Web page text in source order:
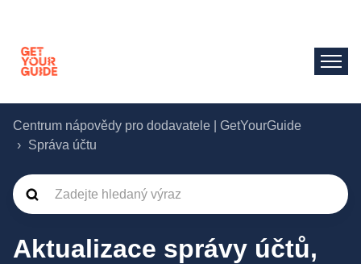
Centrum nápovědy pro dodavatele | GetYourGuide
Správa účtu
Aktualizace správy účtů,